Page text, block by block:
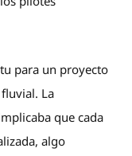
para un proyecto
La
que cada
algo